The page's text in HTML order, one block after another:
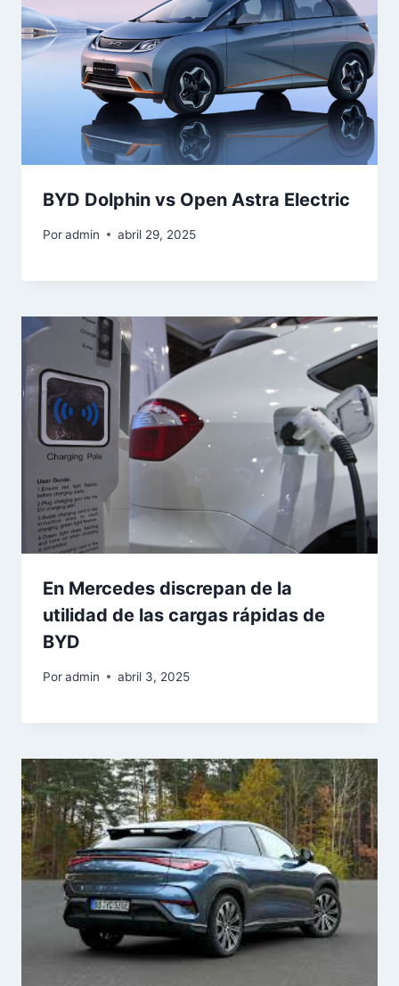
BYD Dolphin vs Open Astra Electric
Poradmin abril 29, 2025
En Mercedes discrepan de la
utilidad de las cargas rápidas de
BYD
Poradmin abril 3, 2025